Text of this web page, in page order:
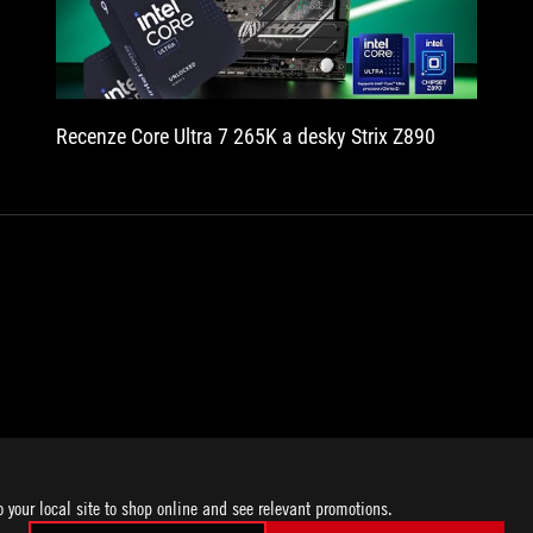
your local site to shop online and see relevant promotions.
Recenze Core Ultra 7 265K a desky Strix Z890